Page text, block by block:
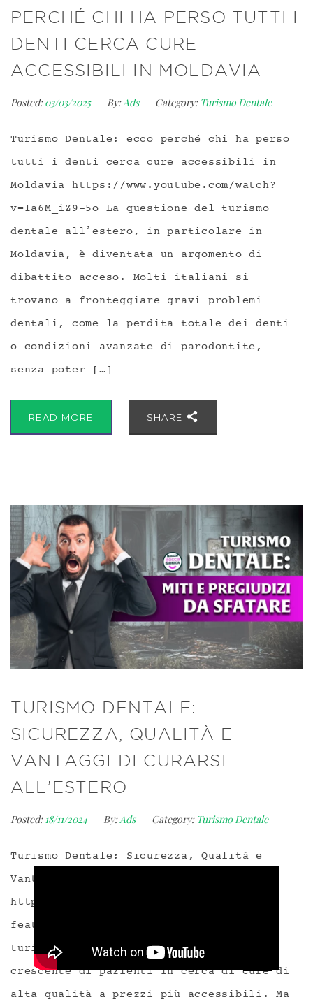
PERCHÉ CHI HA PERSO TUTTI I
DENTI CERCA CURE
ACCESSIBILI IN MOLDAVIA
Posted: 03/03/2025 By: Ads Category: Turismo Dentale
Turismo Dentale: ecco perché chi ha perso
tutti i denti cerca cure accessibili in
Moldavia https://www.youtube.com/watch?
v=Ia6M_iZ9-5o La questione del turismo
dentale all’estero, in particolare in
Moldavia, è diventata un argomento di
dibattito acceso. Molti italiani si
trovano a fronteggiare gravi problemi
dentali, come la perdita totale dei denti
o condizioni avanzate di parodontite,
senza poter […]
READ MORE SHARE
TURISMO DENTALE:
SICUREZZA, QUALITÀ E
VANTAGGI DI CURARSI
ALL’ESTERO
Posted: 18/11/2024 By:Ads Category: Turismo Dentale
Turismo Dentale: Sicurezza, Qualità e
Vantaggi di Curarsi all’Estero
https://youtu.be/wTRPv1GJSq4?
feature=shared Negli ultimi anni, il
turismo dentale ha attirato un numero
crescente di pazienti in cerca di cure di
alta qualità a prezzi più accessibili. Ma